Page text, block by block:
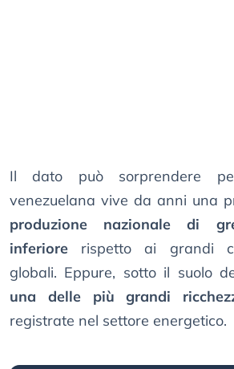
Il dato può sorprendere
venezuelana vive da anni una
produzione nazionale di
inferiore rispetto ai grandi
globali. Eppure, sotto il suolo
una delle più grandi
registrate nel settore energetico.